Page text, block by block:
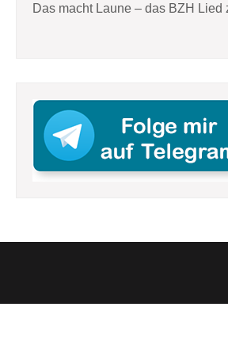
Das macht Laune – das BZH Lied